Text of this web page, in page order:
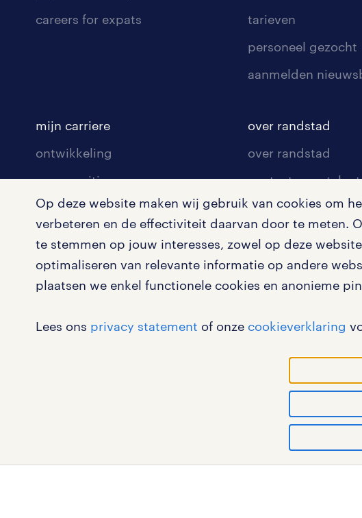
Op deze website maken wij gebruik van cookies om
verbeteren en de effectiviteit daarvan door te meten.
te stemmen op jouw interesses, zowel op deze
optimaliseren van relevante informatie op andere
plaatsen we enkel functionele cookies en anonieme
Lees ons privacy statement of onze cookieverklaring
careers for expats
tarieven
personeel gezocht
aanmelden
mijn carriere
ontwikkeling
communities
opleidingen en trainingen
arbeidsvoorwaarden
blogs en artikelen
over randstad
over randstad
contact voor talent
contact voor
pers
klachten en
werken bij